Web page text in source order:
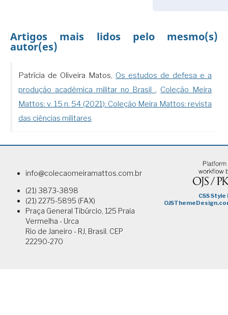
Artigos mais lidos pelo mesmo(s)
autor(es)
Patrícia de Oliveira Matos, Os estudos de defesa e a
produção acadêmica militar no Brasil , Coleção Meira
Mattos: v. 15 n. 54 (2021): Coleção Meira Mattos: revista
das ciências militares
info@colecaomeiramattos.com.br
(21) 3873-3898
(21) 2275-5895 (FAX)
Praça General Tibúrcio, 125 Praia
Vermelha - Urca
Rio de Janeiro - RJ, Brasil. CEP
22290-270